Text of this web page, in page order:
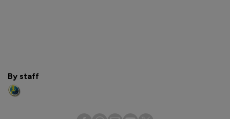
By staff